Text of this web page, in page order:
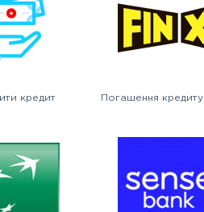
кредит Погашення кредиту